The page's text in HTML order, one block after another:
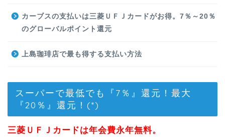
カーブスの支払いは三菱ＵＦＪカードがお得。7％～20％
のグローバルポイント還元
上島珈琲店で最も得する支払い方法
スーパーで最低でも『7％』還元！最大
『20％』還元！(*)
三菱ＵＦＪカードは年会費永年無料。